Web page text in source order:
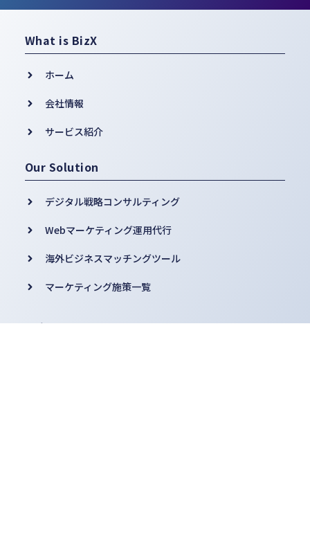
What is BizX
ホーム
会社情報
サービス紹介
Our Solution
デジタル戦略コンサルティング
Webマーケティング運用代行
海外ビジネスマッチングツール
マーケティング施策一覧